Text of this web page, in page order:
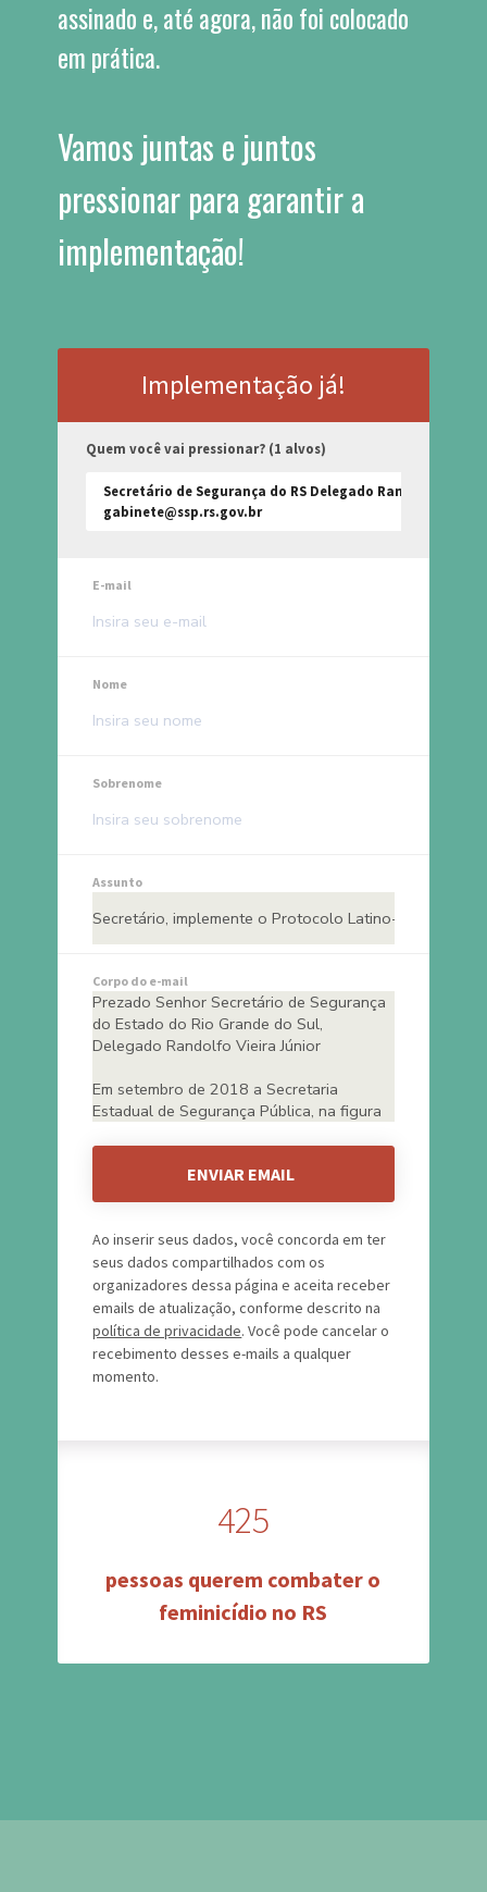
assinado e, até agora, não foi colocado
em prática.
Vamos juntas e juntos
pressionar para garantir a
implementação!
Implementação já!
Quem você vai pressionar? (1 alvos)
Secretário de Segurança do RS Delegado Randolfo
gabinete@ssp.rs.gov.br
E-mail
Nome
Sobrenome
Assunto
Corpo do e-mail
ENVIAR EMAIL
Ao inserir seus dados, você concorda em ter
seus dados compartilhados com os
organizadores dessa página e aceita receber
emails de atualização, conforme descrito na
política de privacidade. Você pode cancelar o
recebimento desses e-mails a qualquer
momento.
425
pessoas querem combater o
feminicídio no RS